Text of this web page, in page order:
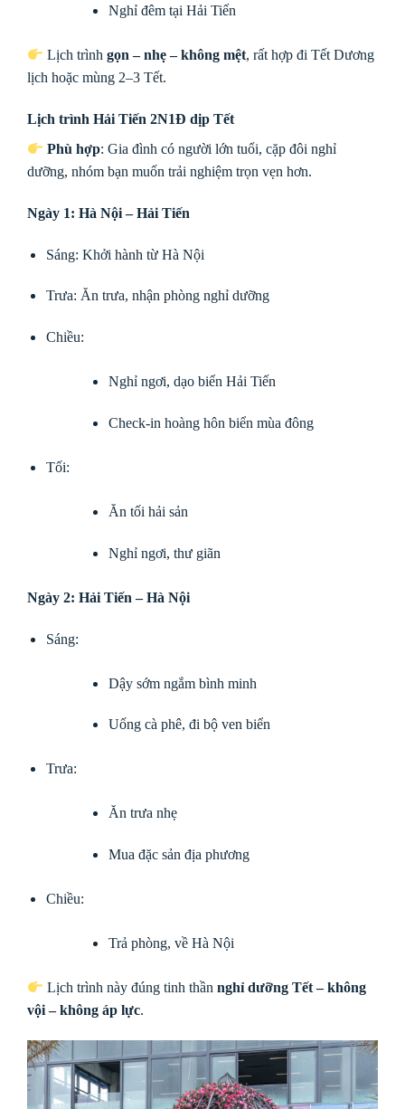
Nghỉ đêm tại Hải Tiến
Lịch trìnhgọn – nhẹ – không mệt, rất hợp đi Tết Dương
lịch hoặc mùng 2–3 Tết.
Lịch trình Hải Tiến 2N1Đ dịp Tết
Phù hợp: Gia đình có người lớn tuổi, cặp đôi nghỉ
dưỡng, nhóm bạn muốn trải nghiệm trọn vẹn hơn.
Ngày 1: Hà Nội – Hải Tiến
Sáng: Khởi hành từ Hà Nội
Trưa: Ăn trưa, nhận phòng nghỉ dưỡng
Chiều:
Nghỉ ngơi, dạo biển Hải Tiến
Check-in hoàng hôn biển mùa đông
Tối:
Ăn tối hải sản
Nghỉ ngơi, thư giãn
Ngày 2: Hải Tiến – Hà Nội
Sáng:
Dậy sớm ngắm bình minh
Uống cà phê, đi bộ ven biển
Trưa:
Ăn trưa nhẹ
Mua đặc sản địa phương
Chiều:
Trả phòng, về Hà Nội
Lịch trình này đúng tinh thầnnghỉ dưỡng Tết – không
vội – không áp lực.